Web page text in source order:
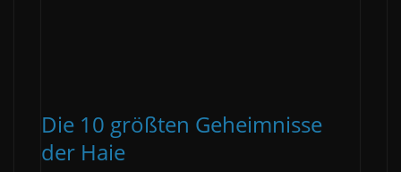
Die 10 größten Geheimnisse
der Haie